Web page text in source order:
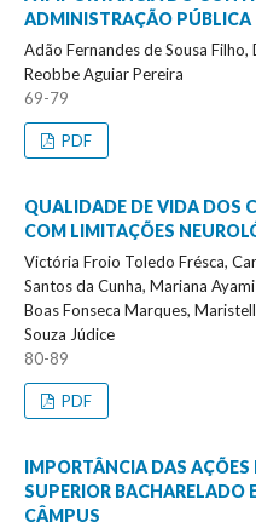
ADMINISTRAÇÃO PÚBLICA
Adão Fernandes de Sousa
Reobbe Aguiar Pereira
69-79
PDF
QUALIDADE DE VIDA DOS
COM LIMITAÇÕES
Victória Froio Toledo Frésca,
Santos da Cunha, Mariana
Boas Fonseca Marques,
Souza Júdice
80-89
PDF
IMPORTÂNCIA DAS
SUPERIOR BACHARELADO
CÂMPUS